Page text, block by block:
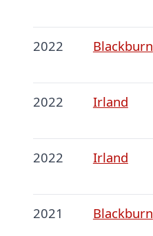
2022 Blackburn
2022 Irland
2022 Irland
2021 Blackburn